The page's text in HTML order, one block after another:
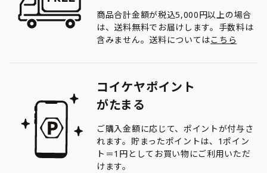
商品合計金額が税込5,000円以上の場合
は、送料無料でお届けします。手数料は
含みません。送料についてはこちら
コイケヤポイント
がたまる
ご購入金額に応じて、ポイントが付与さ
れます。貯まったポイントは、1ポイン
ト＝1円としてお買い物にご利用いただ
けます。